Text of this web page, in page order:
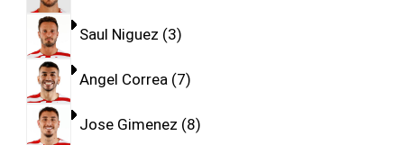
Saul Niguez 3
Angel Correa 7
Jose Gimenez 8